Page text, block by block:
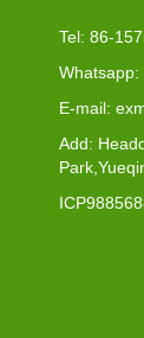
Tel: 86-
E-mail:
Add: